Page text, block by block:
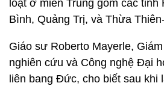
Việt Nam.
biết sẵn sàng giúp đỡ Việt Nam
xác định nguyên nhân việc có
nhiễm môi trường dẫn đến hiện